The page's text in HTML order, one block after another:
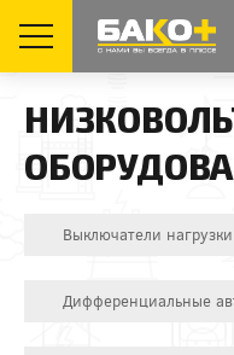
Выключатели
Дифференциальные